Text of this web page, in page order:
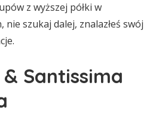
z wyższej półki w
szukaj dalej, znalazłeś swój
Santissima